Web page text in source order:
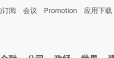
订阅 会议 Promotion 应用下载